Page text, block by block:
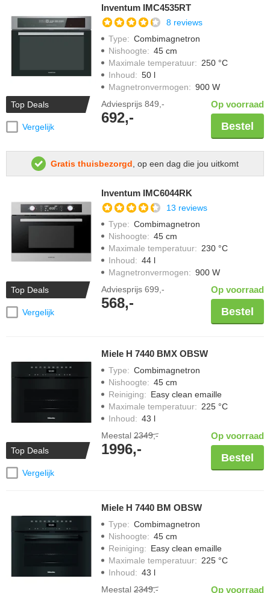
Top Deals
Vergelijk
Inventum IMC4535RT
8 reviews
Type: Combimagnetron
Nishoogte: 45 cm
Maximale temperatuur: 250 °C
Inhoud: 50 l
Magnetronvermogen: 900 W
Adviesprijs 849,-
692,-
Op voorraad
Bestel
Gratis thuisbezorgd, op een dag die jou uitkomt
Top Deals
Vergelijk
Inventum IMC6044RK
13 reviews
Type: Combimagnetron
Nishoogte: 45 cm
Maximale temperatuur: 230 °C
Inhoud: 44 l
Magnetronvermogen: 900 W
Adviesprijs 699,-
568,-
Op voorraad
Bestel
Top Deals
Vergelijk
Miele H 7440 BMX OBSW
Type: Combimagnetron
Nishoogte: 45 cm
Reiniging: Easy clean emaille
Maximale temperatuur: 225 °C
Inhoud: 43 l
Meestal 2349,-
1996,-
Op voorraad
Bestel
Miele H 7440 BM OBSW
Type: Combimagnetron
Nishoogte: 45 cm
Reiniging: Easy clean emaille
Maximale temperatuur: 225 °C
Inhoud: 43 l
Meestal 2349,- Op voorraad